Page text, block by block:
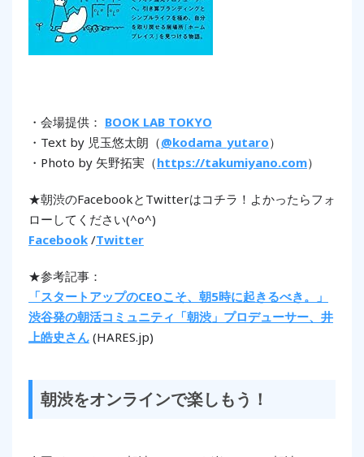
・会場提供： BOOK LAB TOKYO
・Text by 児玉悠太朗（@kodama_yutaro）
・Photo by 矢野拓実（https://takumiyano.com）
★朝渋のFacebookとTwitterはコチラ！よかったらフォ
ローしてください(^o^)
Facebook /Twitter
★参考記事：
「スタートアップのCEOこそ、朝5時に起きるべき。」
渋谷発の朝活コミュニティ「朝渋」プロデューサー、井
上皓史さん (HARES.jp)
朝渋をオンラインで楽しもう！